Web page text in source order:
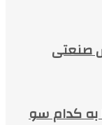
صنعتی
به کدام سو